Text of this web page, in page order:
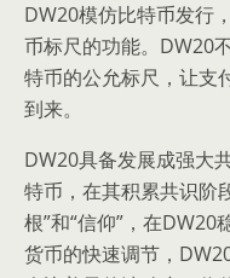
DW20模仿比特币发行
币标尺的功能。DW20
特币的公允标尺，让支
到来。
DW20具备发展成强大
特币，在其积累共识阶
根”和“信仰”，在
货币的快速调节，